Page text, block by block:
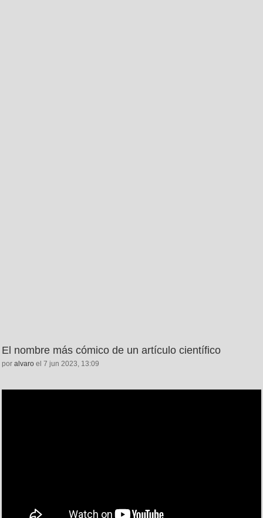
El nombre más cómico de un artículo científico
por alvaro el 7 jun 2023, 13:09